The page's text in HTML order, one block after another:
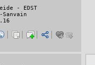
- EDST